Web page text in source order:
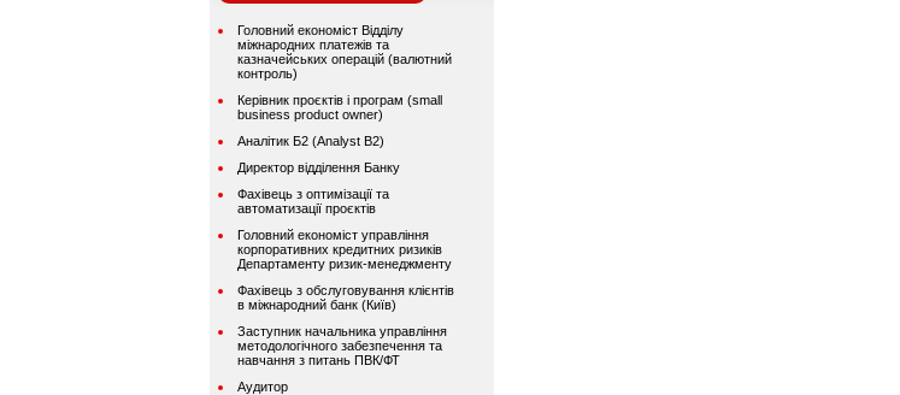
Головний економіст Відділу
міжнародних платежів та
казначейських операцій (валютний
контроль)
Керівник проєктів і програм (small
business product owner)
Аналітик Б2 (Analyst B2)
Директор відділення Банку
Фахівець з оптимізації та
автоматизації проєктів
Головний економіст управління
корпоративних кредитних ризиків
Департаменту ризик-менеджменту
Фахівець з обслуговування клієнтів
в міжнародний банк (Київ)
Заступник начальника управління
методологічного забезпечення та
навчання з питань ПВК/ФТ
Аудитор